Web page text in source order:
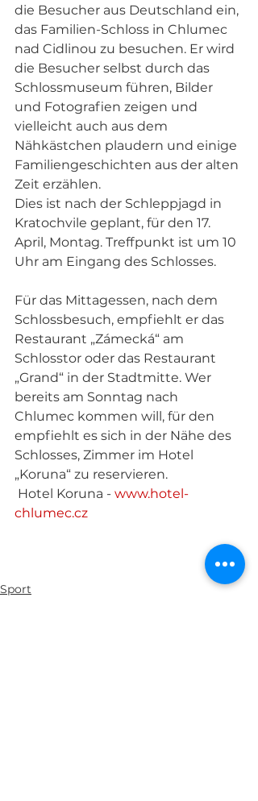
die Besucher aus Deutschland ein,
das Familien-Schloss in Chlumec
nad Cidlinou zu besuchen. Er wird
die Besucher selbst durch das
Schlossmuseum führen, Bilder
und Fotografien zeigen und
vielleicht auch aus dem
Nähkästchen plaudern und einige
Familiengeschichten aus der alten
Zeit erzählen.
Dies ist nach der Schleppjagd in
Kratochvile geplant, für den 17.
April, Montag. Treffpunkt ist um 10
Uhr am Eingang des Schlosses.
Für das Mittagessen, nach dem
Schlossbesuch, empfiehlt er das
Restaurant „Zámecká“ am
Schlosstor oder das Restaurant
„Grand“ in der Stadtmitte. Wer
bereits am Sonntag nach
Chlumec kommen will, für den
empfiehlt es sich in der Nähe des
Schlosses, Zimmer im Hotel
„Koruna“ zu reservieren.
Hotel Koruna - www.hotel-
chlumec.cz
Sport